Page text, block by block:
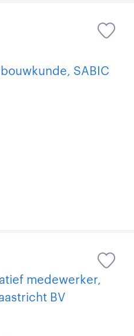
SABIC
medewerker,
BV